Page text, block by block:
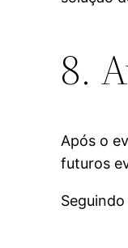
8.
Após o
futuros